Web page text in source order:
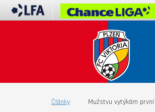
Články Mužstvu vytýkám